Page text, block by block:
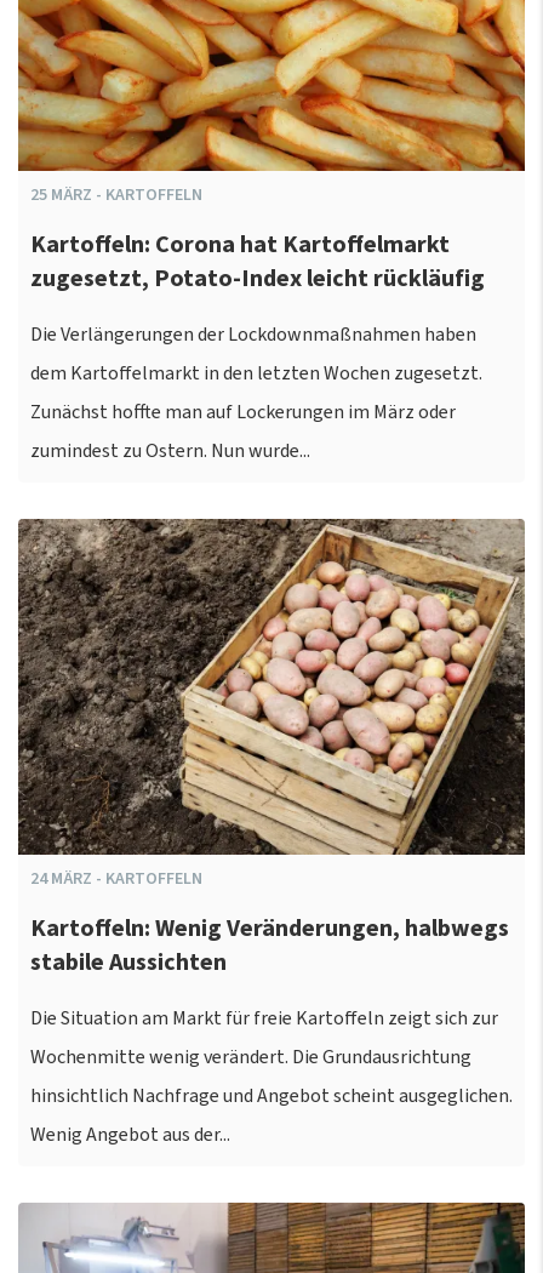
25 MÄRZ - KARTOFFELN
Kartoffeln: Corona hat Kartoffelmarkt
zugesetzt, Potato-Index leicht rückläufig
Die Verlängerungen der Lockdownmaßnahmen haben
dem Kartoffelmarkt in den letzten Wochen zugesetzt.
Zunächst hoffte man auf Lockerungen im März oder
zumindest zu Ostern. Nun wurde...
24 MÄRZ - KARTOFFELN
Kartoffeln: Wenig Veränderungen, halbwegs
stabile Aussichten
Die Situation am Markt für freie Kartoffeln zeigt sich zur
Wochenmitte wenig verändert. Die Grundausrichtung
hinsichtlich Nachfrage und Angebot scheint ausgeglichen.
Wenig Angebot aus der...